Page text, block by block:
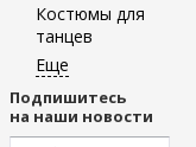
Костюмы для
танцев
Подпишитесь
на наши новости